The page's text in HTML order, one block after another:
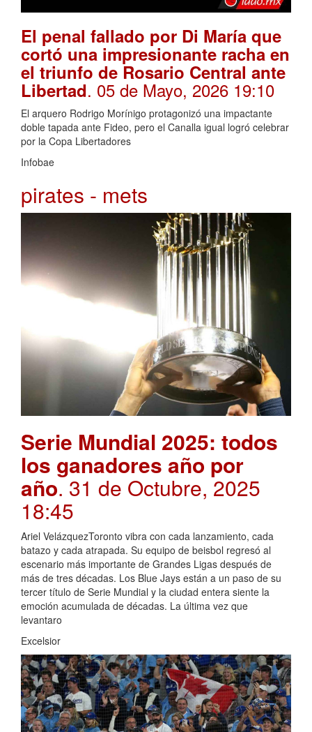
El penal fallado por Di María que
cortó una impresionante racha en
el triunfo de Rosario Central ante
Libertad. 05 de Mayo, 2026 19:10
El arquero Rodrigo Morínigo protagonizó una impactante
doble tapada ante Fideo, pero el Canalla igual logró celebrar
por la Copa Libertadores
Infobae
pirates - mets
Serie Mundial 2025: todos
los ganadores año por
año. 31 de Octubre, 2025
18:45
Ariel VelázquezToronto vibra con cada lanzamiento, cada
batazo y cada atrapada. Su equipo de beisbol regresó al
escenario más importante de Grandes Ligas después de
más de tres décadas. Los Blue Jays están a un paso de su
tercer título de Serie Mundial y la ciudad entera siente la
emoción acumulada de décadas. La última vez que
levantaro
Excelsior